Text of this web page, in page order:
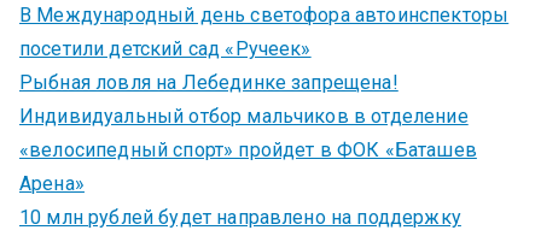
В Международный день светофора автоинспекторы
посетили детский сад «Ручеек»
Рыбная ловля на Лебединке запрещена!
Индивидуальный отбор мальчиков в отделение
«велосипедный спорт» пройдет в ФОК «Баташев
Арена»
10 млн рублей будет направлено на поддержку